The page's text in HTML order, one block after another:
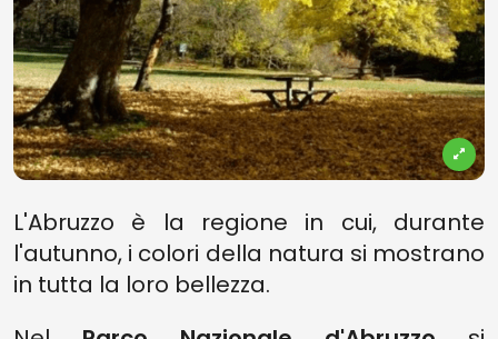
L'Abruzzo è la regione in cui, durante
l'autunno, i colori della natura si mostrano
in tutta la loro bellezza.